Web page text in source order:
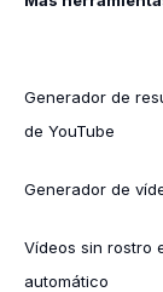
Generador de
de YouTube
Generador de
Vídeos sin rostro
automático